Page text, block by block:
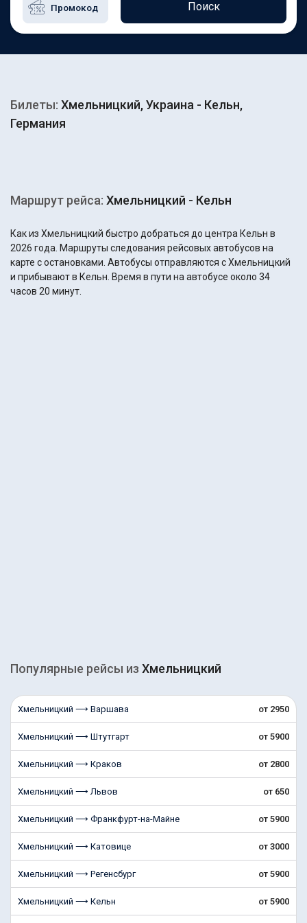
Поиск
Билеты: Хмельницкий, Украина - Кельн,
Германия
Маршрут рейса: Хмельницкий - Кельн
Как из Хмельницкий быстро добраться до центра Кельн в
2026 года. Маршруты следования рейсовых автобусов на
карте с остановками. Автобусы отправляются с Хмельницкий
и прибывают в Кельн. Время в пути на автобусе около 34
часов 20 минут.
Популярные рейсы из Хмельницкий
Хмельницкий ⟶ Варшава от 2950
Хмельницкий ⟶ Штутгарт от 5900
Хмельницкий ⟶ Краков от 2800
Хмельницкий ⟶ Львов от 650
Хмельницкий ⟶ Франкфурт-на-Майне от 5900
Хмельницкий ⟶ Катовице от 3000
Хмельницкий ⟶ Регенсбург от 5900
Хмельницкий ⟶ Кельн от 5900